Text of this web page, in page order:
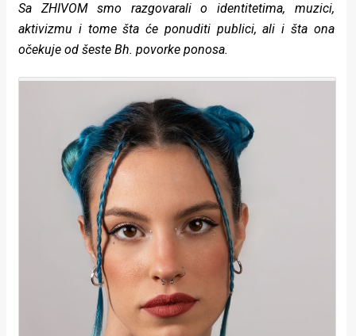
Places
Aktivizam
Aktuelnosti
Sa ZHIVOM smo razgovarali o identitetima, muzici,
aktivizmu i tome šta će ponuditi publici, ali i šta ona
očekuje od šeste Bh. povorke ponosa.